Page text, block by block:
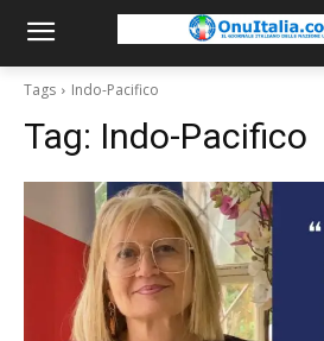
Tags Indo-Pacifico
Tag: Indo-Pacifico